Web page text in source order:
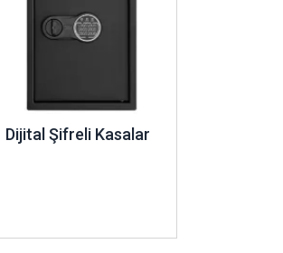
Dijital Şifreli Kasalar